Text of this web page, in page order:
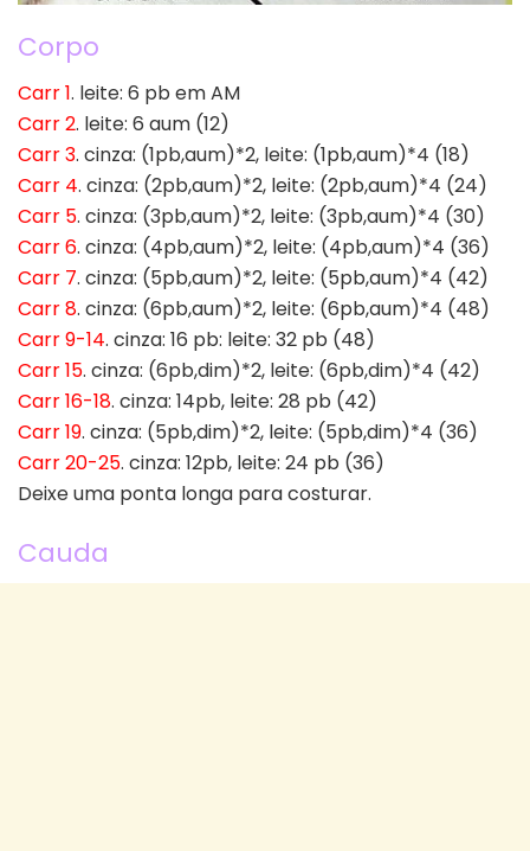
Corpo
Carr 1. leite: 6 pb em AM
Carr 2. leite: 6 aum (12)
Carr 3. cinza: (1pb,aum)*2, leite: (1pb,aum)*4 (18)
Carr 4. cinza: (2pb,aum)*2, leite: (2pb,aum)*4 (24)
Carr 5. cinza: (3pb,aum)*2, leite: (3pb,aum)*4 (30)
Carr 6. cinza: (4pb,aum)*2, leite: (4pb,aum)*4 (36)
Carr 7. cinza: (5pb,aum)*2, leite: (5pb,aum)*4 (42)
Carr 8. cinza: (6pb,aum)*2, leite: (6pb,aum)*4 (48)
Carr 9-14. cinza: 16 pb: leite: 32 pb (48)
Carr 15. cinza: (6pb,dim)*2, leite: (6pb,dim)*4 (42)
Carr 16-18. cinza: 14pb, leite: 28 pb (42)
Carr 19. cinza: (5pb,dim)*2, leite: (5pb,dim)*4 (36)
Carr 20-25. cinza: 12pb, leite: 24 pb (36)
Deixe uma ponta longa para costurar.
Cauda